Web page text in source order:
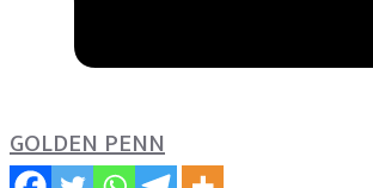
GOLDEN PENN